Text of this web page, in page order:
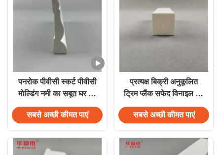
पनरोक पीवीसी स्कर्ट पीवीसी
मोल्डिंग नमी का सबूत घर की
सजावट
सबसे अच्छी कीमत पाएं
प्रत्यक्ष बिक्री अनुकूलित
ट्रिम प्लैंक सफेद विनाइल 38
मिमी x 39 मिमी पीवीसी
मोल्डिंग सजावट प्रोफ़ाइल
सबसे अच्छी कीमत पाएं